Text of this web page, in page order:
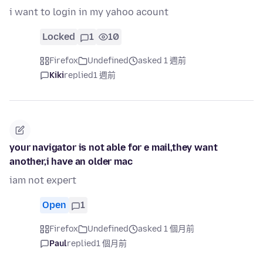
i want to login in my yahoo acount
Locked 1 10
Firefox Undefined
asked 1 週前
Kikireplied1 週前
your navigator is not able for e mail,they want
another,i have an older mac
iam not expert
Open 1
Firefox Undefined
asked 1 個月前
Paulreplied1 個月前